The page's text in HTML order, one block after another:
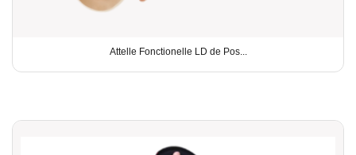
Attelle Fonctionelle LD de Pos...